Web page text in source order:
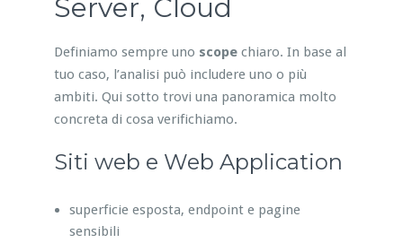
Server, Cloud
Definiamo sempre uno scopechiaro. In base al
tuo caso, l’analisi può includere uno o più
ambiti. Qui sotto trovi una panoramica molto
concreta di cosa verifichiamo.
Siti web e Web Application
superficie esposta, endpoint e pagine
sensibili